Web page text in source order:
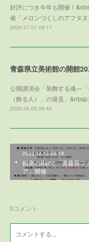
好評につき今年も開催！
催「メロンづくしのアフタ
2026.07.01 08:17
公開講演会「装飾する魂—「
（飾る人）」の発見」
2026.06.05 08:45
2022.12.12 08:18
銀座のBarで「青森県フ
ア」開催
0コメント